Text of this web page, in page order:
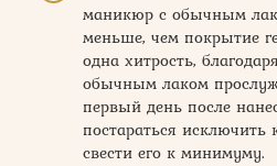
маникюр с обычным
меньше, чем покрытие
одна хитрость,
обычным лаком
первый день после
постараться исключить
свести его к минимуму.